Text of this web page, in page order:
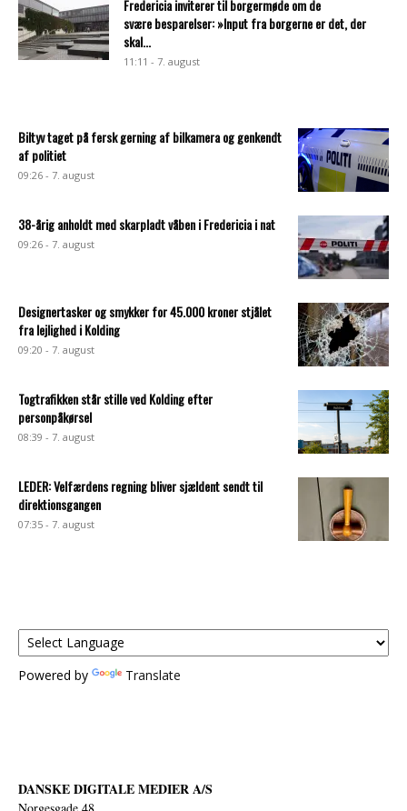
Fredericia inviterer til borgermøde om de
svære besparelser: »Input fra borgerne er det, der
skal...
11:11 - 7. august
Biltyv taget på fersk gerning af bilkamera og genkendt
af politiet
09:26 - 7. august
38-årig anholdt med skarpladt våben i Fredericia i nat
09:26 - 7. august
Designertasker og smykker for 45.000 kroner stjålet
fra lejlighed i Kolding
09:20 - 7. august
Togtrafikken står stille ved Kolding efter
personpåkørsel
08:39 - 7. august
LEDER: Velfærdens regning bliver sjældent sendt til
direktionsgangen
07:35 - 7. august
Powered by Translate
DANSKE DIGITALE MEDIER A/S